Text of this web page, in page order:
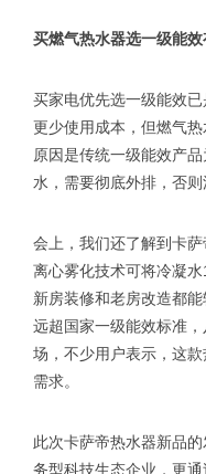
买燃气热水器选一级能效
买家电优先选一级能效
更少使用成本，但燃气
原因是传统一级能效产
水，需要彻底外排，否则
会上，我们还了解到卡
离心雾化技术可将冷凝
新房装修和老房改造都
远超国家一级能效标准
场，不少用户表示，这
需求。
此次卡萨帝热水器新品
务型科技生态企业，更